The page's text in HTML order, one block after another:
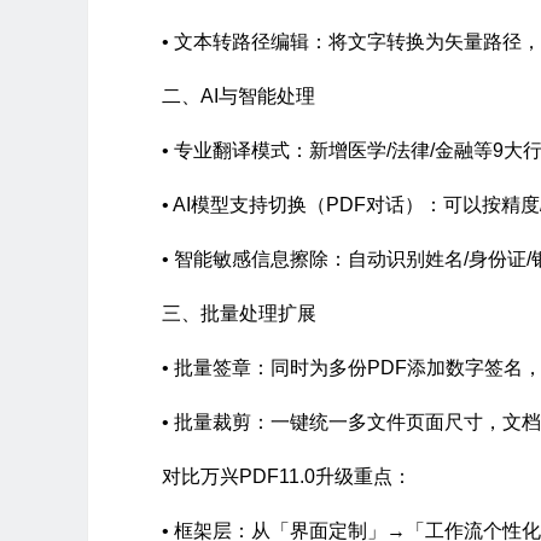
• 文本转路径编辑：将文字转换为矢量路径
二、AI与智能处理
• 专业翻译模式：新增医学/法律/金融等9大
• AI模型支持切换（PDF对话）：可以按精
• 智能敏感信息擦除：自动识别姓名/身份证
三、批量处理扩展
• 批量签章：同时为多份PDF添加数字签名
• 批量裁剪：一键统一多文件页面尺寸，文
对比万兴PDF11.0升级重点：
• 框架层：从「界面定制」→「工作流个性